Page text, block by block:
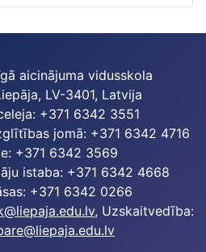
aicinājuma vidusskola
LV-3401, Latvija
+371 6342 3551
jomā: +371 6342 4716
+371 6342 3569
istaba: +371 6342 4668
+371 6342 0266
, Uzskaitvedība: